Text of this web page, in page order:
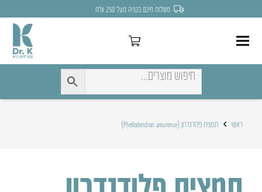
משלוח חינם בקניה מעל 250 ש״ח
ראשי תמצית פלודנדרון (Phellodendron amurense)